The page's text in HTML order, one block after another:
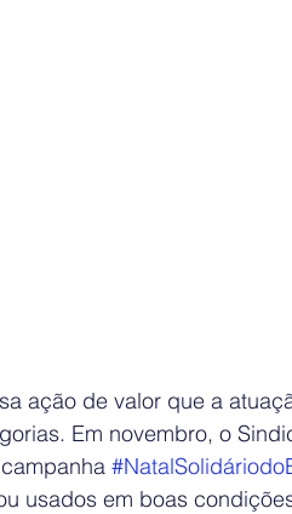
ação de valor que a
Em novembro, o
usados em boas